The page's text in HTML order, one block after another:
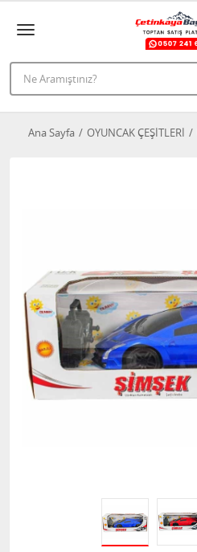
Ana Sayfa OYUNCAK ÇEŞİTLERİ